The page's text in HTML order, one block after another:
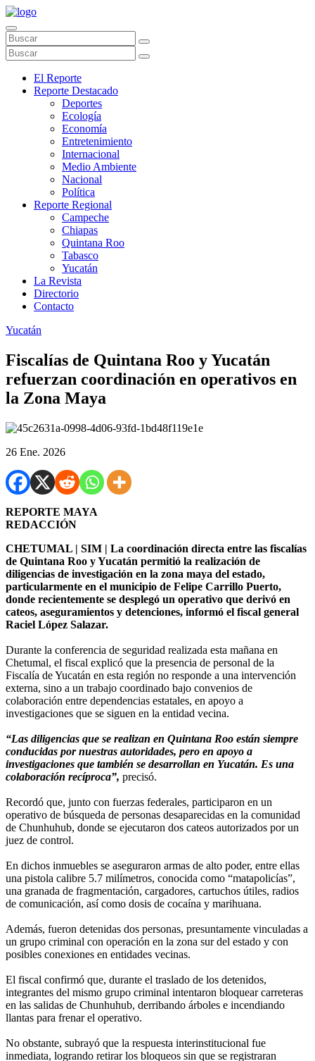
El Reporte
Reporte Destacado
Deportes
Ecología
Economía
Entretenimiento
Internacional
Medio Ambiente
Nacional
Política
Reporte Regional
Campeche
Chiapas
Quintana Roo
Tabasco
Yucatán
La Revista
Directorio
Contacto
Yucatán
Fiscalías de Quintana Roo y Yucatán
refuerzan coordinación en operativos en
la Zona Maya
26 Ene. 2026
REPORTE MAYA
REDACCIÓN
CHETUMAL | SIM | La coordinación directa entre las fiscalías
de Quintana Roo y Yucatán permitió la realización de
diligencias de investigación en la zona maya del estado,
particularmente en el municipio de Felipe Carrillo Puerto,
donde recientemente se desplegó un operativo que derivó en
cateos, aseguramientos y detenciones, informó el fiscal general
Raciel López Salazar.
Durante la conferencia de seguridad realizada esta mañana en
Chetumal, el fiscal explicó que la presencia de personal de la
Fiscalía de Yucatán en esta región no responde a una intervención
externa, sino a un trabajo coordinado bajo convenios de
colaboración entre dependencias estatales, en apoyo a
investigaciones que se siguen en la entidad vecina.
“Las diligencias que se realizan en Quintana Roo están siempre
conducidas por nuestras autoridades, pero en apoyo a
investigaciones que también se desarrollan en Yucatán. Es una
colaboración recíproca”, precisó.
Recordó que, junto con fuerzas federales, participaron en un
operativo de búsqueda de personas desaparecidas en la comunidad
de Chunhuhub, donde se ejecutaron dos cateos autorizados por un
juez de control.
En dichos inmuebles se aseguraron armas de alto poder, entre ellas
una pistola calibre 5.7 milímetros, conocida como “matapolicías”,
una granada de fragmentación, cargadores, cartuchos útiles, radios
de comunicación, así como dosis de cocaína y marihuana.
Además, fueron detenidas dos personas, presuntamente vinculadas a
un grupo criminal con operación en la zona sur del estado y con
posibles conexiones en entidades vecinas.
El fiscal confirmó que, durante el traslado de los detenidos,
integrantes del mismo grupo criminal intentaron bloquear carreteras
en las salidas de Chunhuhub, derribando árboles e incendiando
llantas para frenar el operativo.
No obstante, subrayó que la respuesta interinstitucional fue
inmediata, logrando retirar los bloqueos sin que se registraran